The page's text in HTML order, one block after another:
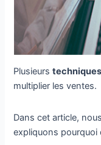
Plusieurs
multiplier les ventes.
Dans cet article,
expliquons pourquoi